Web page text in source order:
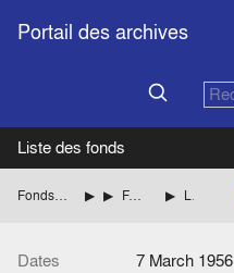
Portail des archives
Liste des fonds
Fonds Jean Monnet : Comité d'action, correspondance ITALIE
FANFANI Amintore (Démocratie chrétienne italienne) Lettre de J. Van Helmont à D. Magri.
Dates
7 March 1956